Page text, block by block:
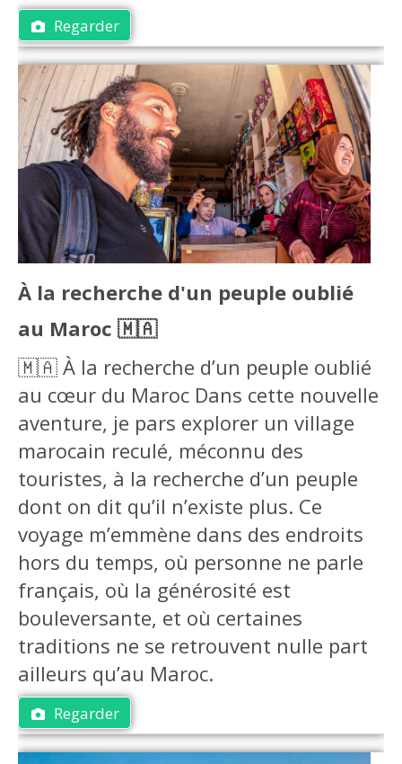
Regarder
À la recherche d'un peuple oublié
au Maroc 🇲🇦
🇲🇦 À la recherche d’un peuple oublié
au cœur du Maroc Dans cette nouvelle
aventure, je pars explorer un village
marocain reculé, méconnu des
touristes, à la recherche d’un peuple
dont on dit qu’il n’existe plus. Ce
voyage m’emmène dans des endroits
hors du temps, où personne ne parle
français, où la générosité est
bouleversante, et où certaines
traditions ne se retrouvent nulle part
ailleurs qu’au Maroc.
Regarder